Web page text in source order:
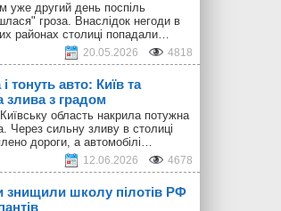
уже другий день поспіль
гроза. Внаслідок негоди в
районах столиці попадали…
20.05.2026 4818
тонуть авто: Київ та
злива з градом
Київську область накрила потужна
Через сильну зливу в столиці
дороги, а автомобілі…
12.06.2026 4678
знищили школу пілотів РФ